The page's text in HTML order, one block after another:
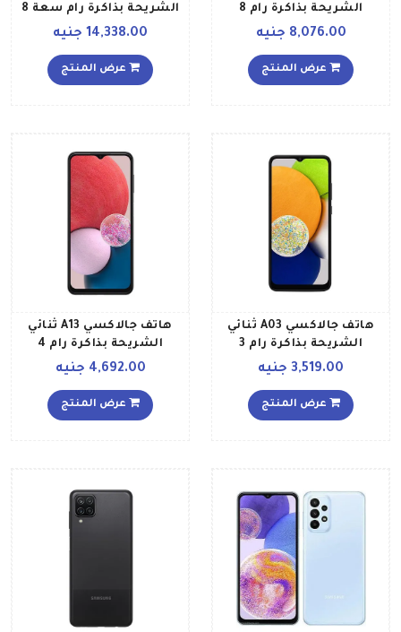
الشريحة بذاكرة رام 8
LTE بلون أزرق أوسوم
8,076.00 جنيه
عرض المنتج
الشريحة بذاكرة رام سعة 8
جيجابايت وذاكرة تخزين
يدعم تقنية 4G LTE بلون
أخضر داكن إصدار عالمي
14,338.00 جنيه
عرض المنتج
هاتف جالاكسي A03 ثنائي
الشريحة بذاكرة رام 3
جيجابايت وذاكرة داخلية
تقنية LTE إصدار الشرق
الأوسط، لون أسود
3,519.00 جنيه
عرض المنتج
هاتف جالاكسي A13 ثنائي
الشريحة بذاكرة رام 4
بلون أسود إصدار الشرق
4,692.00 جنيه
عرض المنتج